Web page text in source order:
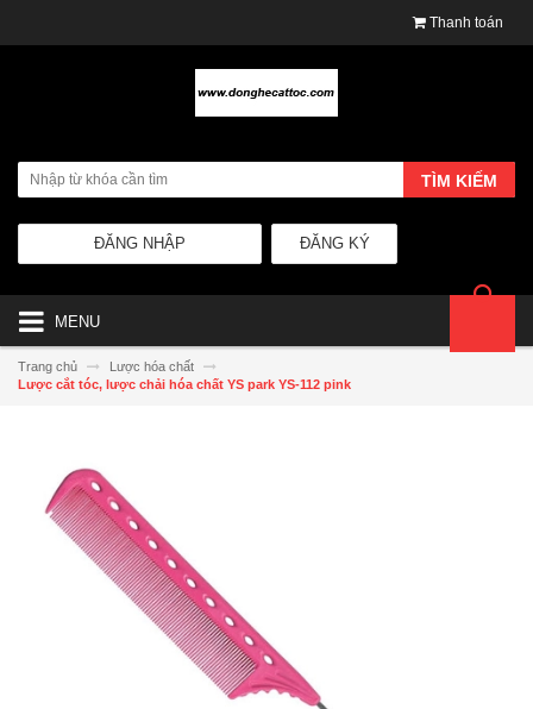
Thanh toán
TÌM KIẾM
ĐĂNG KÝ
ĐĂNG NHẬP
MENU
Trang chủ
Lược hóa chất
Lược cắt tóc, lược chải hóa chất YS park YS-112 pink